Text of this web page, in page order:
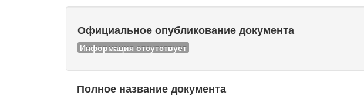
Официальное опубликование документа
Информация отсутствует
Полное название документа